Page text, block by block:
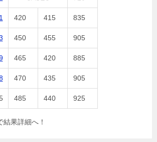
420 415 835
450 455 905
465 420 885
470 435 905
485 440 925
果詳細へ！